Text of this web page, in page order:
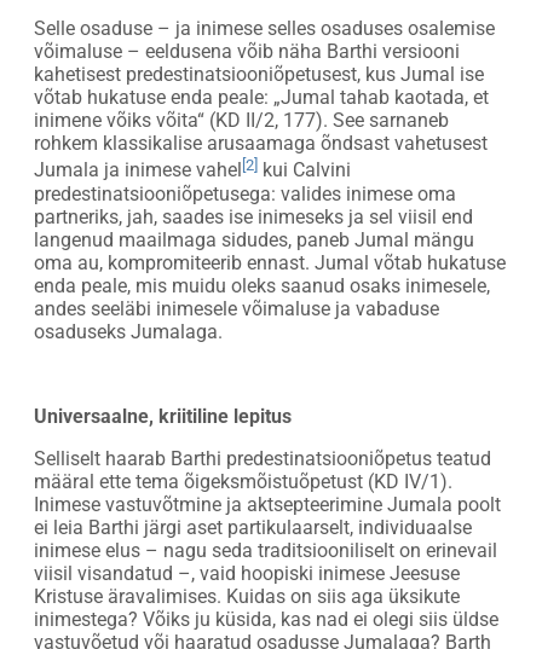
Selle osaduse – ja inimese selles osaduses osalemise
võimaluse – eeldusena võib näha Barthi versiooni
kahetisest predestinatsiooniõpetusest, kus Jumal ise
võtab hukatuse enda peale: „Jumal tahab kaotada, et
inimene võiks võita“ (KD II/2, 177). See sarnaneb
rohkem klassikalise arusaamaga õndsast vahetusest
Jumala ja inimese vahel [2] kui Calvini
predestinatsiooniõpetusega: valides inimese oma
partneriks, jah, saades ise inimeseks ja sel viisil end
langenud maailmaga sidudes, paneb Jumal mängu
oma au, kompromiteerib ennast. Jumal võtab hukatuse
enda peale, mis muidu oleks saanud osaks inimesele,
andes seeläbi inimesele võimaluse ja vabaduse
osaduseks Jumalaga.
Universaalne, kriitiline lepitus
Selliselt haarab Barthi predestinatsiooniõpetus teatud
määral ette tema õigeksmõistuõpetust (KD IV/1).
Inimese vastuvõtmine ja aktsepteerimine Jumala poolt
ei leia Barthi järgi aset partikulaarselt, individuaalse
inimese elus – nagu seda traditsiooniliselt on erinevail
viisil visandatud –, vaid hoopiski inimese Jeesuse
Kristuse äravalimises. Kuidas on siis aga üksikute
inimestega? Võiks ju küsida, kas nad ei olegi siis üldse
vastuvõetud või haaratud osadusse Jumalaga? Barth